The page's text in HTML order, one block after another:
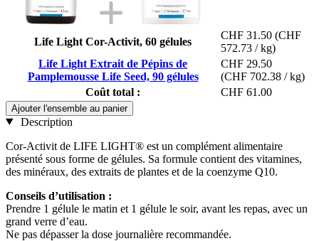
Life Light Cor-Activit, 60 gélules
CHF 31.50 (CHF
572.73 / kg)
Life Light Extrait de Pépins de
Pamplemousse Life Seed, 90 gélules
CHF 29.50
(CHF 702.38 / kg)
Coût total :
CHF 61.00
Ajouter l'ensemble au panier
Description
Cor-Activit de LIFE LIGHT® est un complément alimentaire
présenté sous forme de gélules. Sa formule contient des vitamines,
des minéraux, des extraits de plantes et de la coenzyme Q10.
Conseils d’utilisation :
Prendre 1 gélule le matin et 1 gélule le soir, avant les repas, avec un
grand verre d’eau.
Ne pas dépasser la dose journalière recommandée.